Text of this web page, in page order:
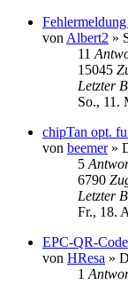
von Albert2 »
11
15045
Letzter
So., 11.
chipTan opt.
von beemer»
5
6790
Letzter
Fr., 18.
EPC-QR-
von HResa »
1